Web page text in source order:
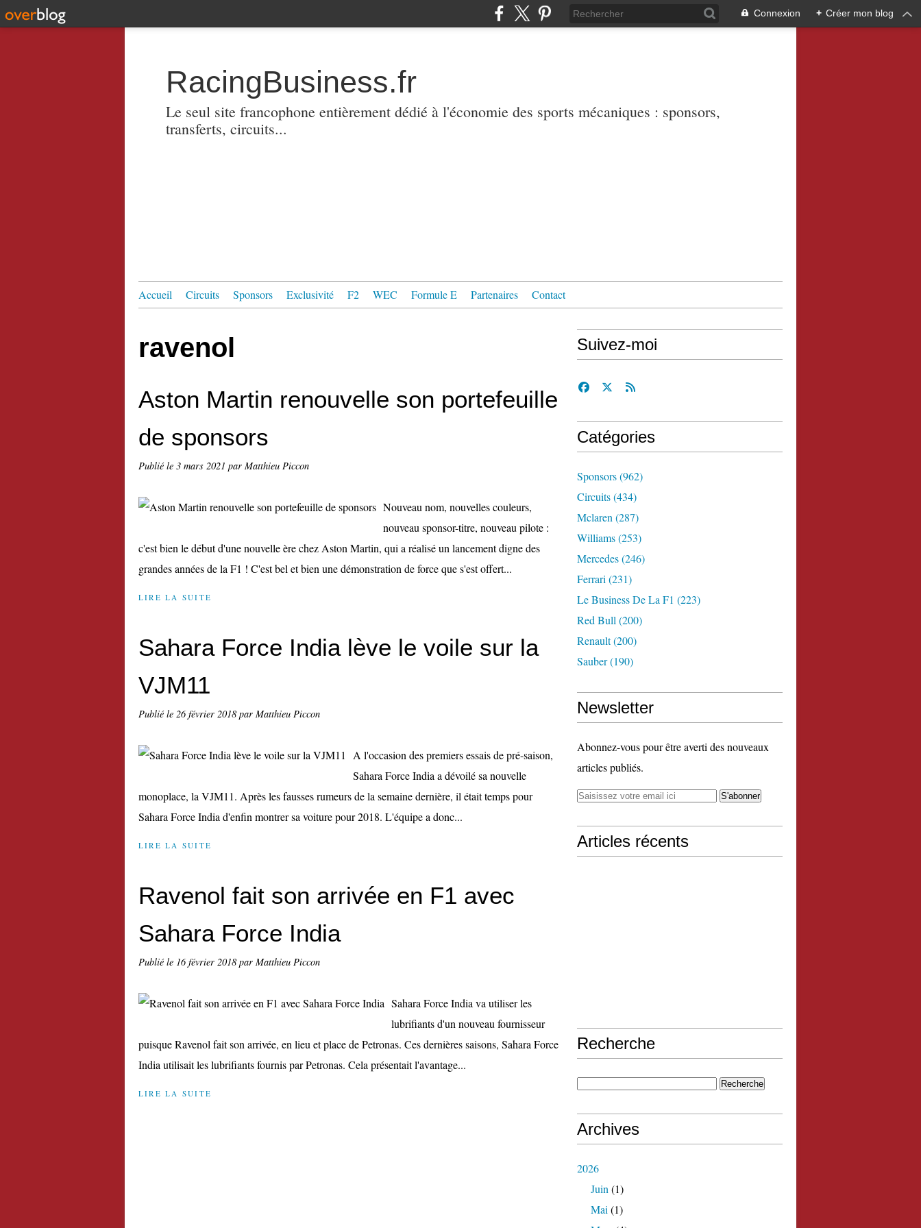
Connexion + Créer mon blog
RacingBusiness.fr
Le seul site francophone entièrement dédié à l'économie des sports mécaniques : sponsors,
transferts, circuits...
Accueil Circuits Sponsors Exclusivité F2 WEC Formule E Partenaires Contact
ravenol
Aston Martin renouvelle son portefeuille
de sponsors
Publié le 3 mars 2021 par Matthieu Piccon
Nouveau nom, nouvelles couleurs,
nouveau sponsor-titre, nouveau pilote :
c'est bien le début d'une nouvelle ère chez Aston Martin, qui a réalisé un lancement digne des
grandes années de la F1 ! C'est bel et bien une démonstration de force que s'est offert...
LIRE LA SUITE
Sahara Force India lève le voile sur la
VJM11
Publié le 26 février 2018 par Matthieu Piccon
A l'occasion des premiers essais de pré-saison,
Sahara Force India a dévoilé sa nouvelle
monoplace, la VJM11. Après les fausses rumeurs de la semaine dernière, il était temps pour
Sahara Force India d'enfin montrer sa voiture pour 2018. L'équipe a donc...
LIRE LA SUITE
Ravenol fait son arrivée en F1 avec
Sahara Force India
Publié le 16 février 2018 par Matthieu Piccon
Sahara Force India va utiliser les
lubrifiants d'un nouveau fournisseur
puisque Ravenol fait son arrivée, en lieu et place de Petronas. Ces dernières saisons, Sahara Force
India utilisait les lubrifiants fournis par Petronas. Cela présentait l'avantage...
LIRE LA SUITE
Suivez-moi
Catégories
Sponsors(962)
Circuits(434)
Mclaren (287)
Williams(253)
Mercedes(246)
Ferrari (231)
Le Business De La F1 (223)
Red Bull (200)
Renault(200)
Sauber(190)
Newsletter
Abonnez-vous pour être averti des nouveaux
articles publiés.
Articles récents
Recherche
Archives
2026
Juin (1)
Mai (1)